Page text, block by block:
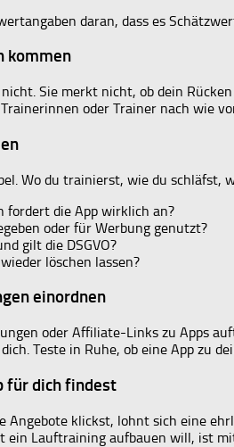
daran, dass es
kommen
Sie merkt nicht, ob dein
oder Trainer nach wie
Wo du trainierst, wie du schläfst,
fordert die App wirklich an?
oder für Werbung genutzt?
gilt die DSGVO?
löschen lassen?
einordnen
oder Affiliate-Links zu Apps
Teste in Ruhe, ob eine App zu
für dich findest
Angebote klickst, lohnt sich eine
ein Lauftraining aufbauen will, ist